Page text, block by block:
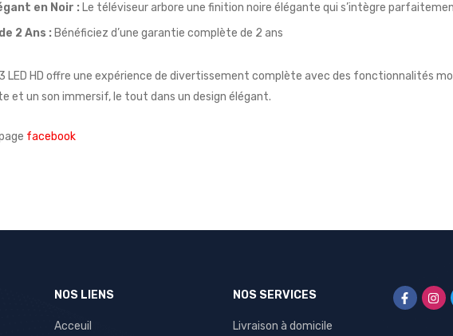
en Noir : Le téléviseur arbore une finition noire élégante qui s’intègre
2 Ans : Bénéficiez d’une garantie complète de 2 ans
LED HD offre une expérience de divertissement complète avec des fonctionnalités
et un son immersif, le tout dans un design élégant.
facebook
NOS LIENS
Acceuil
NOS SERVICES
Livraison à domicile